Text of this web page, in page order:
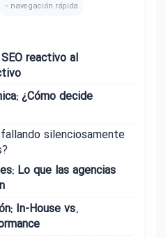
– navegación rápida
reactivo al
¿Cómo decide
silenciosamente
Lo que las agencias
In-House vs.